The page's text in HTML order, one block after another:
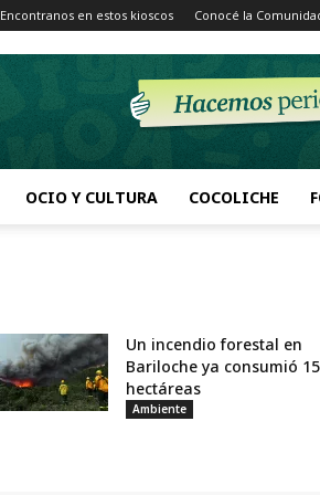
Encontranos en estos kioscos Conocé la
OCIO Y CULTURA COCOLICHE
Un incendio forestal en
Bariloche ya consumió
hectáreas
Ambiente